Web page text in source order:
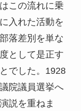
この流れに乗
入れた活動を
落差別を単な
として是正す
でした。1928
院議員選挙へ
説を重ねま